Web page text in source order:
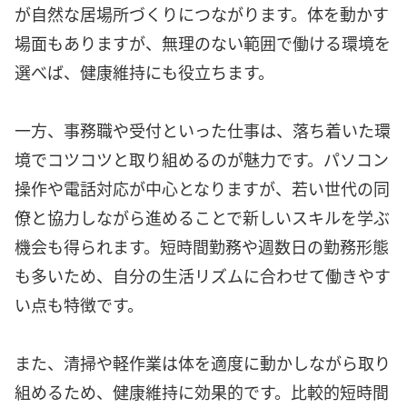
が自然な居場所づくりにつながります。体を動かす
場面もありますが、無理のない範囲で働ける環境を
選べば、健康維持にも役立ちます。
一方、事務職や受付といった仕事は、落ち着いた環
境でコツコツと取り組めるのが魅力です。パソコン
操作や電話対応が中心となりますが、若い世代の同
僚と協力しながら進めることで新しいスキルを学ぶ
機会も得られます。短時間勤務や週数日の勤務形態
も多いため、自分の生活リズムに合わせて働きやす
い点も特徴です。
また、清掃や軽作業は体を適度に動かしながら取り
組めるため、健康維持に効果的です。比較的短時間